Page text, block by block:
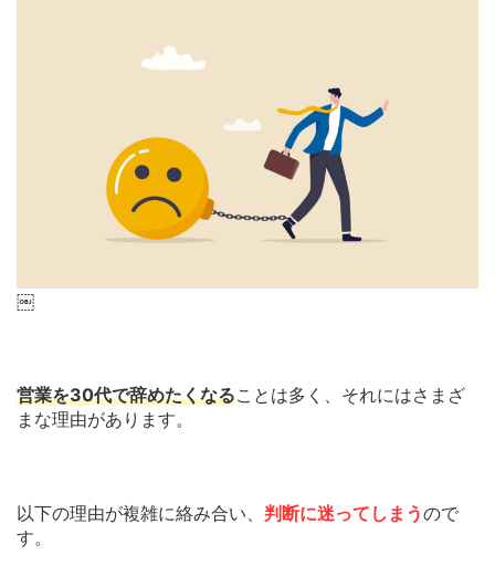
￼
営業を30代で辞めたくなることは多く、それにはさまざ
まな理由があります。
以下の理由が複雑に絡み合い、 判断に迷ってしまうので
す。